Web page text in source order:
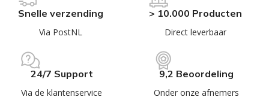
Snelle verzending
Via PostNL
> 10.000 Producten
Direct leverbaar
24/7 Support
Via de klantenservice
9,2 Beoordeling
Onder onze afnemers